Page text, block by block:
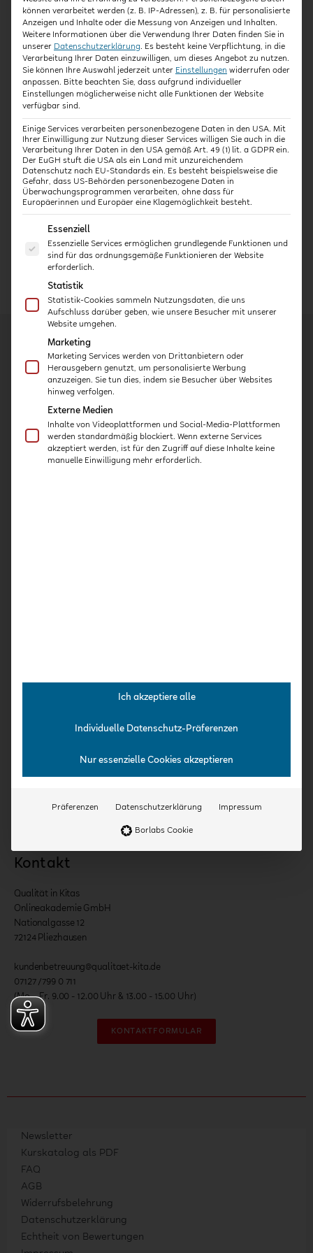
sehen sich genauer an, wie es zu gewaltsamen
Worten kommen kann. Dabei erläutert Lea
Wedewardt genauer, was hinter der ein oder
anderen bekannten Floskel, die sich im Alltag
einschleicht, steckt. Ein weiterer Aspekt des
Interviews ist die Frage, wie man als Fachkraft zu
einer achtsamen Sprache kommen kann. Hierfür
zeigt die Expertin ebenfalls auf, wie man mit
bewusst gewählten Worten positive Gefühle und
ein gutes Miteinander erzeugen kann.
ZUR AUFZEICHNUNG
VORHERIGER BEITRAG
Kurse
Kita-Häppchen
Expert:innen-Interviews
Praxis-Kurse
Kontakt
Qualität in Kitas
Onlineakademie GmbH
Nationalgasse 12
72124 Pliezhausen
kundenbetreuung@qualitaet-kita.de
07127 /799 0 711
(Mo. - Fr. 9.00 - 12.00 Uhr & 13.00 - 15.00 Uhr)
KONTAKTFORMULAR
Newsletter
Kurskatalog als PDF
FAQ
AGB
Widerrufsbelehrung
Datenschutzerklärung
Echtheit von Bewertungen
können verarbeitet werden (z. B. IP-Adressen), z. B. für personalisierte
Anzeigen und Inhalte oder die Messung von Anzeigen und Inhalten.
Weitere Informationen über die Verwendung Ihrer Daten finden Sie in
unserer Datenschutzerklärung. Es besteht keine Verpflichtung, in die
Verarbeitung Ihrer Daten einzuwilligen, um dieses Angebot zu nutzen.
Sie können Ihre Auswahl jederzeit unter Einstellungen widerrufen oder
anpassen. Bitte beachten Sie, dass aufgrund individueller
Einstellungen möglicherweise nicht alle Funktionen der Website
verfügbar sind.
Einige Services verarbeiten personenbezogene Daten in den USA. Mit
Ihrer Einwilligung zur Nutzung dieser Services willigen Sie auch in die
Verarbeitung Ihrer Daten in den USA gemäß Art. 49 (1) lit. a GDPR ein.
Der EuGH stuft die USA als ein Land mit unzureichendem
Datenschutz nach EU-Standards ein. Es besteht beispielsweise die
Gefahr, dass US-Behörden personenbezogene Daten in
Überwachungsprogrammen verarbeiten, ohne dass für
Europäerinnen und Europäer eine Klagemöglichkeit besteht.
Es folgt eine Liste der Service-Gruppen, für die eine
Essenziell
Essenzielle Services ermöglichen grundlegende Funktionen und
sind für das ordnungsgemäße Funktionieren der Website
erforderlich.
Statistik
Statistik-Cookies sammeln Nutzungsdaten, die uns
Aufschluss darüber geben, wie unsere Besucher mit unserer
Website umgehen.
Marketing
Marketing Services werden von Drittanbietern oder
Herausgebern genutzt, um personalisierte Werbung
anzuzeigen. Sie tun dies, indem sie Besucher über Websites
hinweg verfolgen.
Externe Medien
Inhalte von Videoplattformen und Social-Media-Plattformen
werden standardmäßig blockiert. Wenn externe Services
akzeptiert werden, ist für den Zugriff auf diese Inhalte keine
manuelle Einwilligung mehr erforderlich.
Ich akzeptiere alle
Individuelle Datenschutz-Präferenzen
Nur essenzielle Cookies akzeptieren
Präferenzen Datenschutzerklärung Impressum
Borlabs Cookie